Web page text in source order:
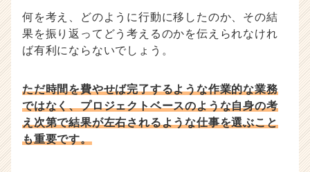
何を考え、どのように行動に移したのか、その結
果を振り返ってどう考えるのかを伝えられなけれ
ば有利にならないでしょう。
ただ時間を費やせば完了するような作業的な業務
ではなく、プロジェクトベースのような自身の考
え次第で結果が左右されるような仕事を選ぶこと
も重要です。